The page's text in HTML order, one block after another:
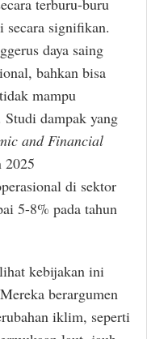
terburu-buru
secara signifikan.
daya saing
bahkan bisa
mampu
Studi dampak yang
and Financial
2025
di sektor
5-8% pada tahun
kebijakan ini
berargumen
iklim, seperti